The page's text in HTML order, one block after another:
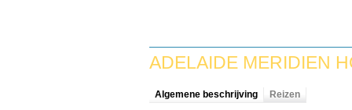
ADELAIDE MERIDIEN
Algemene beschrijving Reizen